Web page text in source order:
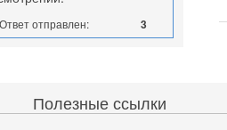
Ответ отправлен: 3
Полезные ссылки